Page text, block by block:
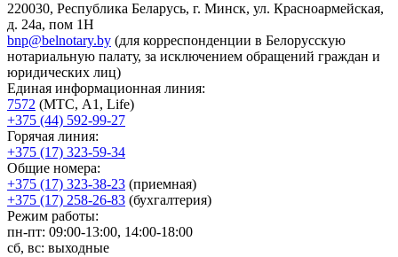
220030, Республика Беларусь, г. Минск, ул. Красноармейская,
д. 24а, пом 1Н
bnp@belnotary.by (для корреспонденции в Белорусскую
нотариальную палату, за исключением обращений граждан и
юридических лиц)
Единая информационная линия:
7572 (МТС, A1, Life)
+375 (44) 592-99-27
Горячая линия:
+375 (17) 323-59-34
Общие номера:
+375 (17) 323-38-23 (приемная)
+375 (17) 258-26-83 (бухгалтерия)
Режим работы:
пн-пт: 09:00-13:00, 14:00-18:00
сб, вс: выходные